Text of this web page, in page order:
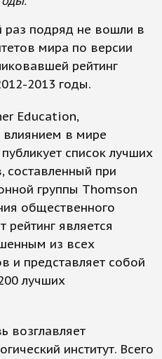
раз подряд не вошли в
мира по версии
рейтинг
2013 годы.
Education,
в мире
список лучших
составленный при
группы Thomson
общественного
является
из всех
и представляет собой
лучших
возглавляет
институт. Всего